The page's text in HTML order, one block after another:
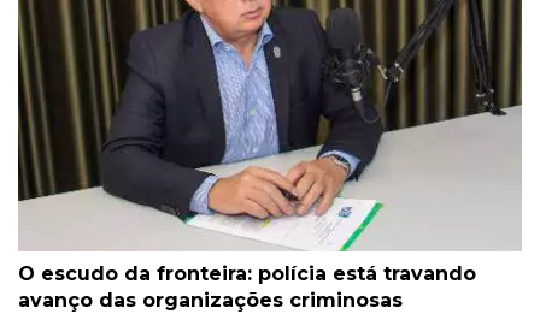
O escudo da fronteira: polícia está travando
avanço das organizações criminosas